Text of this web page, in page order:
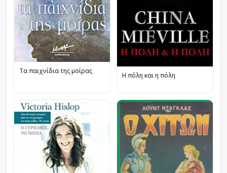
Τα παιχνίδια της μοίρας
Η πόλη και η πόλη